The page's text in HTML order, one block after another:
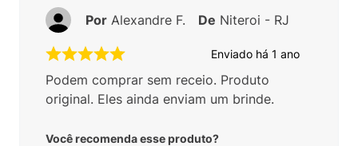
Enviado há 1 ano
Podem comprar sem receio. Produto
original. Eles ainda enviam um brinde.
Você recomenda esse produto?
Por Alexandre F. De Niteroi - RJ